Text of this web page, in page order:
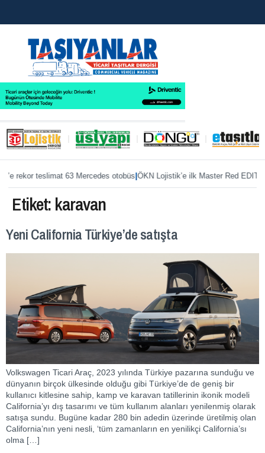
teslimat 63 Mercedes otobüs|ÖKN Lojistik’e ilk Master Red EDITION |
Etiket: karavan
Yeni California Türkiye’de satışta
Volkswagen Ticari Araç, 2023 yılında Türkiye pazarına sunduğu ve
dünyanın birçok ülkesinde olduğu gibi Türkiye’de de geniş bir
kullanıcı kitlesine sahip, kamp ve karavan tatillerinin ikonik modeli
California’yı dış tasarımı ve tüm kullanım alanları yenilenmiş olarak
satışa sundu. Bugüne kadar 280 bin adedin üzerinde üretilmiş olan
California’nın yeni nesli, ‘tüm zamanların en yenilikçi California’sı
olma […]